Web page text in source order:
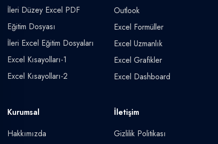
İleri Düzey Excel PDF
Eğitim Dosyası
İleri Excel Eğitim Dosyaları
Excel Kısayolları-1
Excel Kısayolları-2
Outlook
Excel Formüller
Excel Uzmanlık
Excel Grafikler
Excel Dashboard
Kurumsal
Hakkımızda
İletişim
Gizlilik Politikası